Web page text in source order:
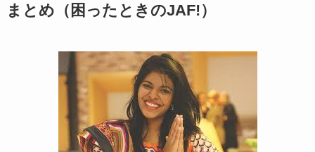
まとめ（困ったときのJAF!）